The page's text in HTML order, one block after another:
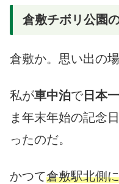
倉敷チボリ公園
倉敷か。思い出の場
私が車中泊で日本
ま年末年始の記念
ったのだ。
かつて倉敷駅北側